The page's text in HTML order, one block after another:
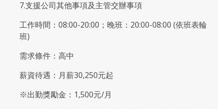
7.支援公司其他事項及主管交辦事項
工作時間：08:00-20:00；晚班：20:00-08:00 (依班表輪
班)
需求條件：高中
薪資待遇：月薪30,250元起
※出勤獎勵金：1,500元/月